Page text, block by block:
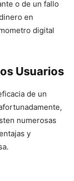
o de un fallo
en
digital
Usuarios
de un
numerosas
y